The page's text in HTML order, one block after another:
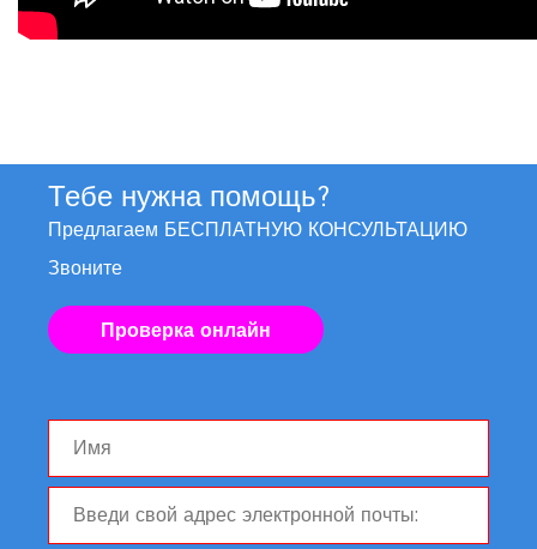
Тебе нужна помощь?
Предлагаем БЕСПЛАТНУЮ КОНСУЛЬТАЦИЮ
Звоните
Проверка онлайн